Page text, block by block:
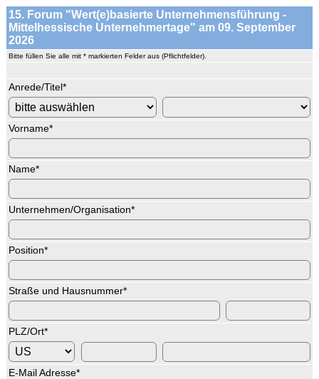
15. Forum "Wert(e)basierte Unternehmensführung -
Mittelhessische Unternehmertage" am 09. September
2026
Bitte füllen Sie alle mit * markierten Felder aus (Pflichtfelder).
Anrede/Titel*
Vorname*
Name*
Unternehmen/Organisation*
Position*
Straße und Hausnummer*
PLZ/Ort*
E-Mail Adresse*